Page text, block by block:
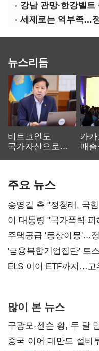
세제로는 역부족…
뉴스리듬
비트코인도
국가자산으로…'
카
매
주요 뉴스
송영길 측 "정청래, 국
총선 지휘 못해"
이 대통령 "국가폭력
진실 밝혀야"
주택공급 '동상이몽'…
'금융복합기업집단' 토
ELS 이어 ETF까지…고
많이 본 뉴스
구광모-젠슨 황, 두 달
중국 이어 대만도 설비